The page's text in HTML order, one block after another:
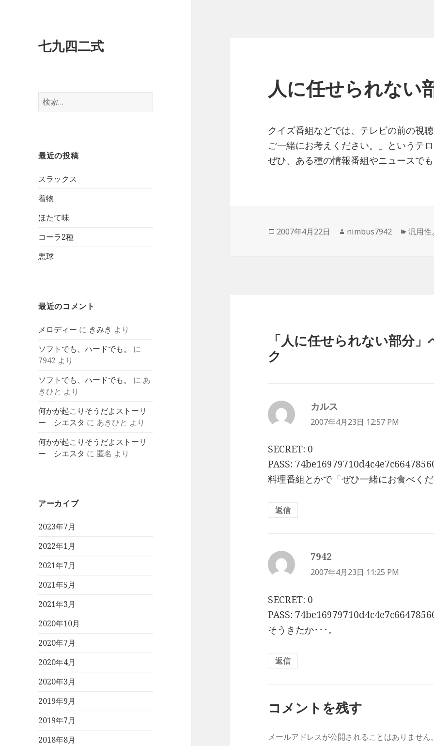
七九四二式
検
索:
最近の投稿
スラックス
着物
ほたて味
コーラ2種
悪球
最近のコメント
メロディー に きみき より
ソフトでも、ハードでも。
に
7942 より
ソフトでも、ハードでも。
に あ
きひと より
何かが起こりそうだよストーリ
ー シエスタ に あきひと より
何かが起こりそうだよストーリ
ー シエスタ に 匿名 より
アーカイブ
2023年7月
2022年1月
2021年7月
2021年5月
2021年3月
2020年10月
2020年7月
2020年4月
2020年3月
2019年9月
2019年7月
2018年8月
人に任せられない
クイズ番組などでは、テレビの前の視
ご一緒にお考えください。」というテ
ぜひ、ある種の情報番組やニュースで
投
2007年4月22日
作
nimbus7942
カ
汎用性
「人に任せられない部分
ク
カルス
り:
2007年4月23日 12:57 PM
SECRET: 0
PASS:
料理番組とかで「ぜひ一緒にお食べく
返信
7942
り:
2007年4月23日 11:25 PM
SECRET: 0
PASS:
そうきたか･･･。
返信
コメントを残す
メールアドレスが公開されることはありません